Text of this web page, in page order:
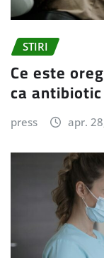
STIRI
Ce este
ca
press apr.